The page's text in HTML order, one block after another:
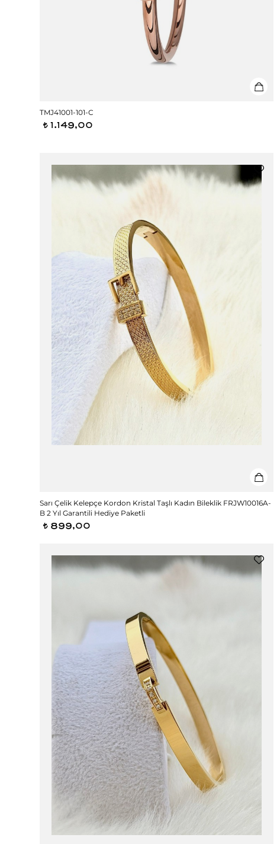
TMJ41001-101-C
t1.149,00
Sarı Çelik Kelepçe Kordon Kristal Taşlı Kadın Bileklik FRJW10016A-
B 2 Yıl Garantili Hediye Paketli
t899,00